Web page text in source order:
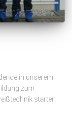
in unserem
zum
starten